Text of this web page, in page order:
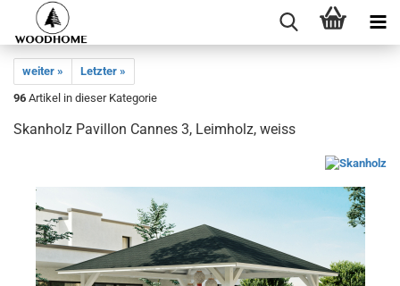
weiter »
Letzter »
96 Artikel in dieser Kategorie
Skanholz Pavillon Cannes 3, Leimholz, weiss